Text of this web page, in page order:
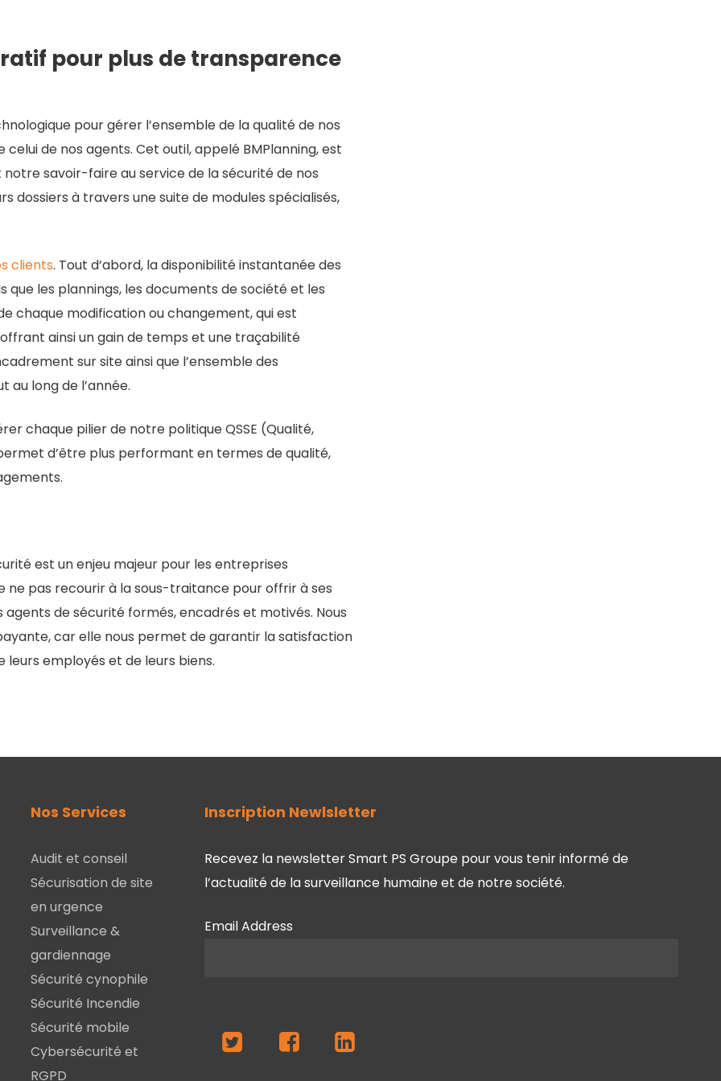
pour plus de transparence
pour gérer l’ensemble de la qualité de nos
de nos agents. Cet outil, appelé BMPlanning, est
savoir-faire au service de la sécurité de nos
dossiers à travers une suite de modules spécialisés,
clients. Tout d’abord, la disponibilité instantanée des
les plannings, les documents de société et les
chaque modification ou changement, qui est
ainsi un gain de temps et une traçabilité
sur site ainsi que l’ensemble des
long de l’année.
chaque pilier de notre politique QSSE (Qualité,
d’être plus performant en termes de qualité,
est un enjeu majeur pour les entreprises
ne pas recourir à la sous-traitance pour offrir à ses
de sécurité formés, encadrés et motivés. Nous
car elle nous permet de garantir la satisfaction
employés et de leurs biens.
Nos Services
Audit et conseil
Sécurisation de site
en urgence
Surveillance &
gardiennage
Sécurité cynophile
Sécurité Incendie
Sécurité mobile
Cybersécurité et
RGPD
Inscription Newlsletter
Recevez la newsletter Smart PS Groupe pour vous tenir informé de
l’actualité de la surveillance humaine et de notre société.
Email Address